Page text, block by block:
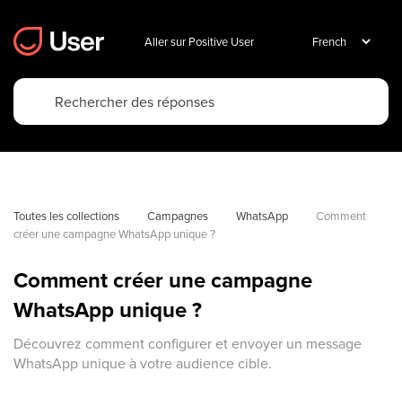
Aller sur Positive User
Toutes les collections Campagnes WhatsApp
Comment
créer une campagne WhatsApp unique ?
Comment créer une campagne
WhatsApp unique ?
Découvrez comment configurer et envoyer un message
WhatsApp unique à votre audience cible.